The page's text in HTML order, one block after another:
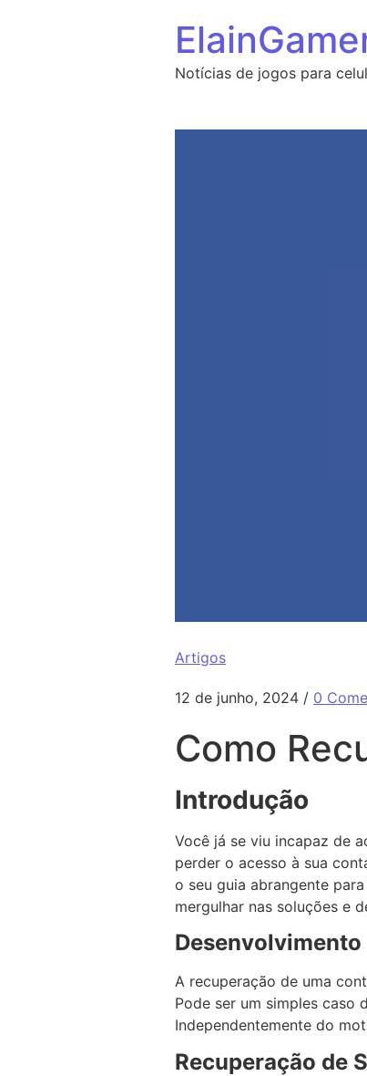
Notícias de jogos para
Artigos
12 de junho, 2024 / 0
Como
Introdução
Você já se viu incapaz de
perder o acesso à sua
o seu guia abrangente para
mergulhar nas soluções e
Desenvolvimento
A recuperação de uma
Pode ser um simples caso
Independentemente do
Recuperação de